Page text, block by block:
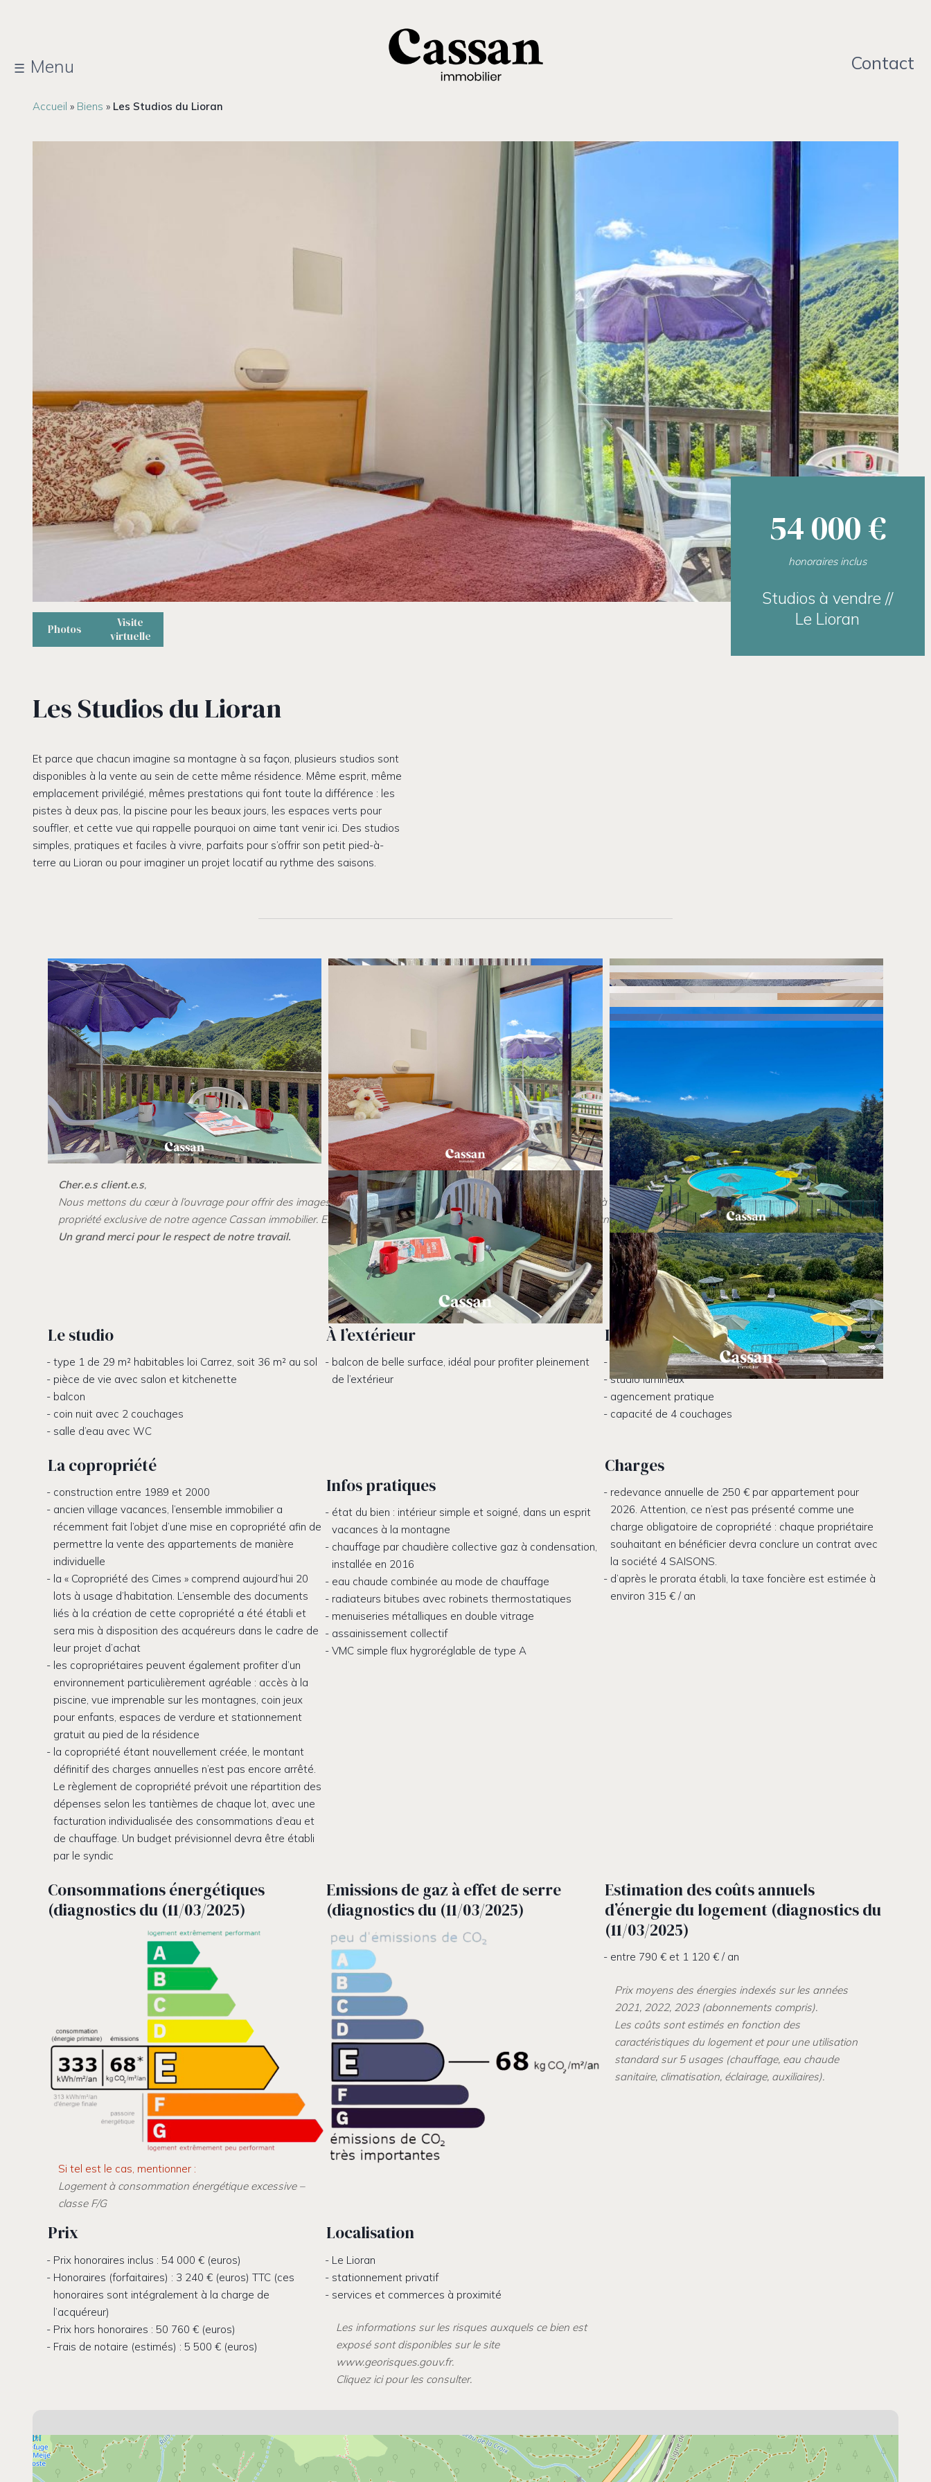
contenuMenu Contact
Accueil » Biens » Les Studios du Lioran
Photos
Visite
virtuelle
54 000 €
honoraires inclus
Studios à vendre //
Le Lioran
Les Studios du Lioran
Et parce que chacun imagine sa montagne à sa façon, plusieurs studios sont
disponibles à la vente au sein de cette même résidence. Même esprit, même
emplacement privilégié, mêmes prestations qui font toute la différence : les
pistes à deux pas, la piscine pour les beaux jours, les espaces verts pour
souffler, et cette vue qui rappelle pourquoi on aime tant venir ici. Des studios
simples, pratiques et faciles à vivre, parfaits pour s’offrir son petit pied-à-
terre au Lioran ou pour imaginer un projet locatif au rythme des saisons.
Cher.e.s client.e.s,
Nous mettons du cœur à l’ouvrage pour offrir des images et des annonces de qualité. C’est pourquoi nous tenons à vous informer que nos photos et nos textes sont la
propriété exclusive de notre agence Cassan immobilier. Elles ne peuvent en aucun cas être utilisées par des tiers sans notre autorisation écrite.
Un grand merci pour le respect de notre travail.
Le studio
type 1 de 29 m² habitables loi Carrez, soit 36 m² au sol
pièce de vie avec salon et kitchenette
balcon
coin nuit avec 2 couchages
salle d’eau avec WC
À l’extérieur
balcon de belle surface, idéal pour profiter pleinement
de l’extérieur
Les atouts charme
belle vue dégagée sur les montagnes
studio lumineux
agencement pratique
capacité de 4 couchages
La copropriété
construction entre 1989 et 2000
ancien village vacances, l’ensemble immobilier a
récemment fait l’objet d’une mise en copropriété afin de
permettre la vente des appartements de manière
individuelle
la « Copropriété des Cimes » comprend aujourd’hui 20
lots à usage d’habitation. L’ensemble des documents
liés à la création de cette copropriété a été établi et
sera mis à disposition des acquéreurs dans le cadre de
leur projet d’achat
les copropriétaires peuvent également profiter d’un
environnement particulièrement agréable : accès à la
piscine, vue imprenable sur les montagnes, coin jeux
pour enfants, espaces de verdure et stationnement
gratuit au pied de la résidence
la copropriété étant nouvellement créée, le montant
définitif des charges annuelles n’est pas encore arrêté.
Le règlement de copropriété prévoit une répartition des
dépenses selon les tantièmes de chaque lot, avec une
facturation individualisée des consommations d’eau et
de chauffage. Un budget prévisionnel devra être établi
par le syndic
Infos pratiques
état du bien : intérieur simple et soigné, dans un esprit
vacances à la montagne
chauffage par chaudière collective gaz à condensation,
installée en 2016
eau chaude combinée au mode de chauffage
radiateurs bitubes avec robinets thermostatiques
menuiseries métalliques en double vitrage
assainissement collectif
VMC simple flux hygroréglable de type A
Charges
redevance annuelle de 250 € par appartement pour
2026. Attention, ce n’est pas présenté comme une
charge obligatoire de copropriété : chaque propriétaire
souhaitant en bénéficier devra conclure un contrat avec
la société 4 SAISONS.
d’après le prorata établi, la taxe foncière est estimée à
environ 315 € / an
Consommations énergétiques
(diagnostics du (11/03/2025)
Si tel est le cas, mentionner :
Logement à consommation énergétique excessive –
classe F/G
Emissions de gaz à effet de serre
(diagnostics du (11/03/2025)
Estimation des coûts annuels
d’énergie du logement (diagnostics du
(11/03/2025)
entre 790 € et 1 120 € / an
Prix moyens des énergies indexés sur les années
2021, 2022, 2023 (abonnements compris).
Les coûts sont estimés en fonction des
caractéristiques du logement et pour une utilisation
standard sur 5 usages (chauffage, eau chaude
sanitaire, climatisation, éclairage, auxiliaires).
Prix
Prix honoraires inclus : 54 000 € (euros)
Honoraires (forfaitaires) : 3 240 € (euros) TTC (ces
honoraires sont intégralement à la charge de
l’acquéreur)
Prix hors honoraires : 50 760 € (euros)
Frais de notaire (estimés) : 5 500 € (euros)
Localisation
Le Lioran
stationnement privatif
services et commerces à proximité
Les informations sur les risques auxquels ce bien est
exposé sont disponibles sur le site
www.georisques.gouv.fr.
Cliquez ici pour les consulter.